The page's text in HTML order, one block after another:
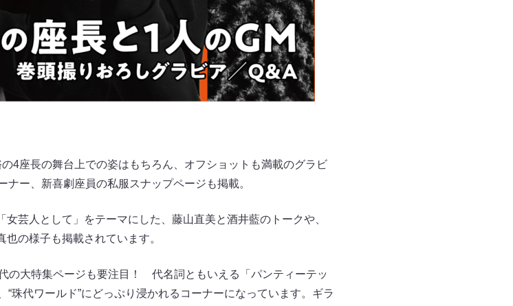
4座長の舞台上での姿はもちろん、オフショットも満載のグラビ
ー、新喜劇座員の私服スナップページも掲載。
芸人として」をテーマにした、藤山直美と酒井藍のトークや、
の様子も掲載されています。
の大特集ページも要注目！ 代名詞ともいえる「パンティーテッ
珠代ワールド”にどっぷり浸かれるコーナーになっています。ギラ